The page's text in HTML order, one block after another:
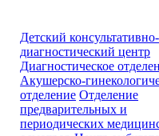
Детский консультативно-
диагностический центр
Диагностическое
Акушерско-
отделение Отделение
предварительных и
периодических